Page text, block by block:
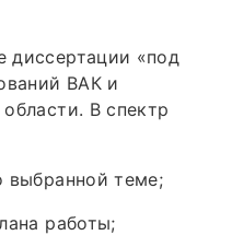
«под
ВАК и
В спектр
выбранной теме;
работы;